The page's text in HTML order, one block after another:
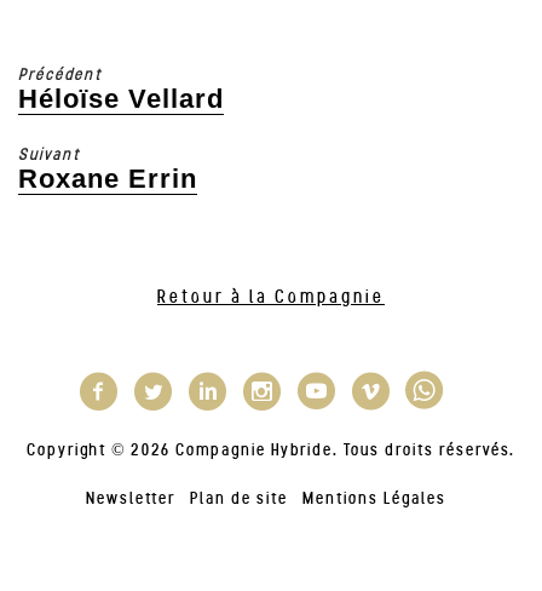
Précédent
Article
:
Héloïse Vellard
Suivant
Article
Roxane Errin
Retour à la Compagnie
Copyright © 2026 Compagnie Hybride. Tous droits réservés.
Newsletter Plan de site Mentions Légales